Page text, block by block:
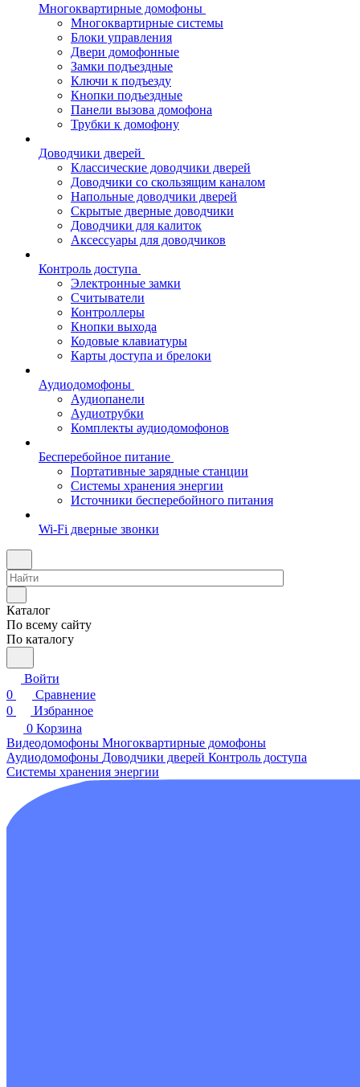
Многоквартирные домофоны
Многоквартирные системы
Блоки управления
Двери домофонные
Замки подъездные
Ключи к подъезду
Кнопки подъездные
Панели вызова домофона
Трубки к домофону
Доводчики дверей
Классические доводчики дверей
Доводчики со скользящим каналом
Напольные доводчики дверей
Скрытые дверные доводчики
Доводчики для калиток
Аксессуары для доводчиков
Контроль доступа
Электронные замки
Считыватели
Контроллеры
Кнопки выхода
Кодовые клавиатуры
Карты доступа и брелоки
Аудиодомофоны
Аудиопанели
Аудиотрубки
Комплекты аудиодомофонов
Бесперебойное питание
Портативные зарядные станции
Системы хранения энергии
Источники бесперебойного питания
Wi-Fi дверные звонки
Каталог
По всему сайту
По каталогу
Войти
0
Сравнение
0
Избранное
0 Корзина
Видеодомофоны Многоквартирные домофоны
Аудиодомофоны Доводчики дверей Контроль доступа
Системы хранения энергии